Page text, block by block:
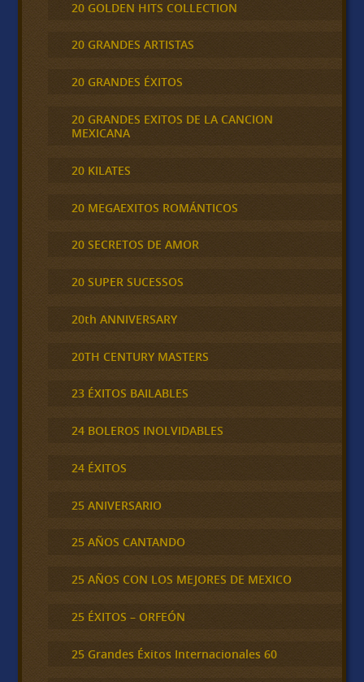
20 GOLDEN HITS COLLECTION
20 GRANDES ARTISTAS
20 GRANDES ÉXITOS
20 GRANDES EXITOS DE LA CANCION
MEXICANA
20 KILATES
20 MEGAEXITOS ROMÁNTICOS
20 SECRETOS DE AMOR
20 SUPER SUCESSOS
20th ANNIVERSARY
20TH CENTURY MASTERS
23 ÉXITOS BAILABLES
24 BOLEROS INOLVIDABLES
24 ÉXITOS
25 ANIVERSARIO
25 AÑOS CANTANDO
25 AÑOS CON LOS MEJORES DE MEXICO
25 ÉXITOS – ORFEÓN
25 Grandes Éxitos Internacionales 60